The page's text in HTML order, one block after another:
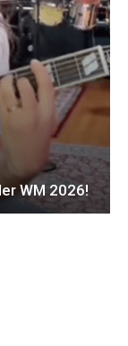
WM 2026!